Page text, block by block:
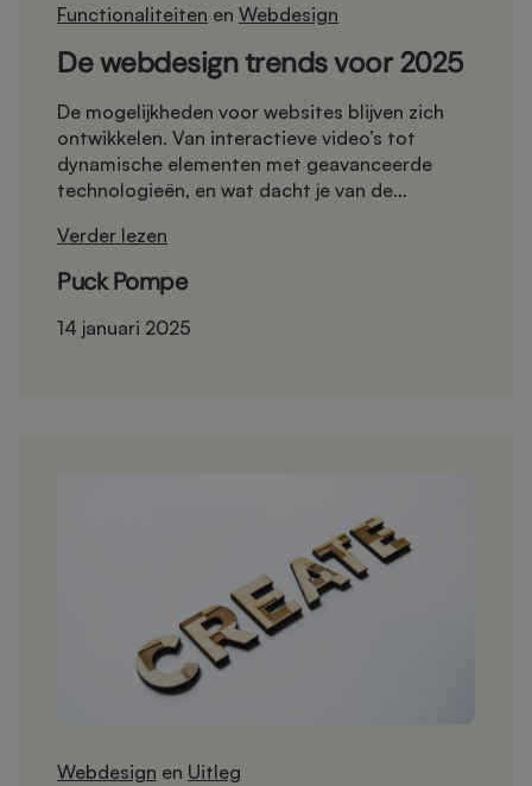
Functionaliteiten en Webdesign
De webdesign trends voor 2025
De mogelijkheden voor websites blijven zich
ontwikkelen. Van interactieve video’s tot
dynamische elementen met geavanceerde
technologieën, en wat dacht je van de
relevant voor jouw (potentiële) website? Welke
trends zorgen ervoor dat je bezoekers niet
alleen komen, maar ook blijven hangen? We
hebben de belangrijkste webdesigntrends voor
2025 voor je op een rijtje gezet.
Verder lezen
Puck Pompe
14 januari 2025
Webdesign en Uitleg